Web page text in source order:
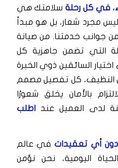
في كل رحلةسلامتك هي
مجرد شعار، بل هو مبدأ
جوانب خدمتنا. من صيانة
التي تضمن جاهزية كل
اختيار السائقين ذوي الخبرة
النظيف، كل تفصيل مصمم
بالأمان يخلق شعورًا
لدى العميل عند
اطلب
أي تعقيدات في عالم
اليومية، نحن نؤمن